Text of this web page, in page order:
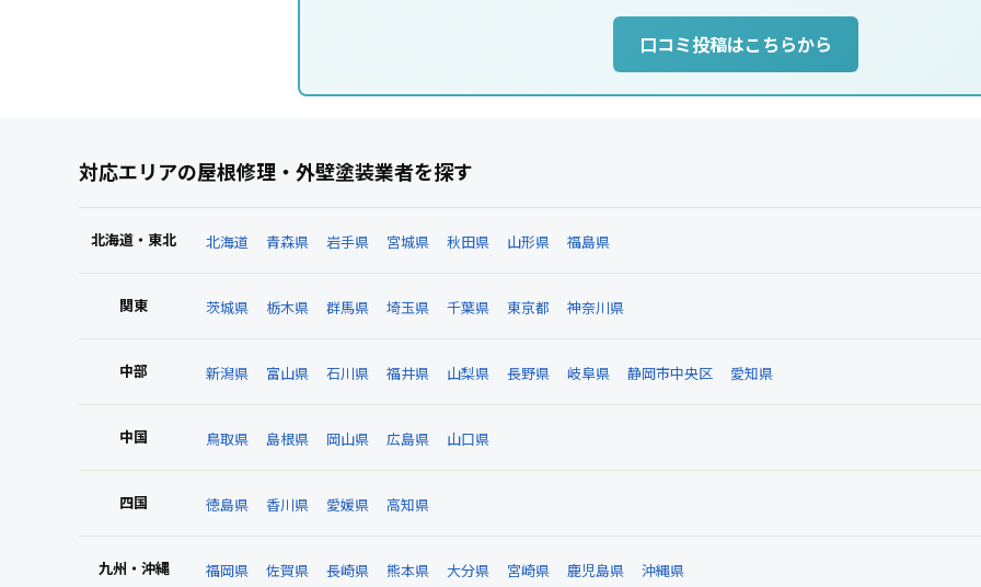
口コミ投稿はこちらから
対応エリアの屋根修理・外壁塗装業者を探す
北海道・東北 北海道 青森県 岩手県 宮城県 秋田県 山形県 福島県
関東 茨城県 栃木県 群馬県 埼玉県 千葉県 東京都 神奈川県
中部 新潟県 富山県 石川県 福井県 山梨県 長野県 岐阜県 静岡市中央区 愛知県
中国 鳥取県 島根県 岡山県 広島県 山口県
四国 徳島県 香川県 愛媛県 高知県
九州・沖縄 福岡県 佐賀県 長崎県 熊本県 大分県 宮崎県 鹿児島県 沖縄県